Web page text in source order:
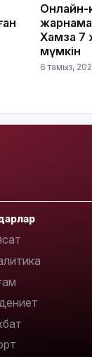
Онлайн-
Хамза 7
мүмкін
6 тамыз,